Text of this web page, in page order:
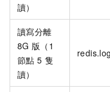
讀）
讀寫分離
8G 版（1
節點 5 隻
讀）